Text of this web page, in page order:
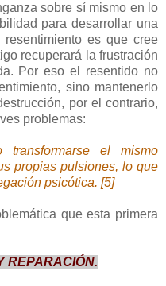
sobre sí mismo en lo
para desarrollar una
es que cree
recuperará la frustración
Por eso el resentido no
sino mantenerlo
por el contrario,
problemas:
el mismo
propias pulsiones, lo que
psicótica. [5]
que esta primera
REPARACIÓN.